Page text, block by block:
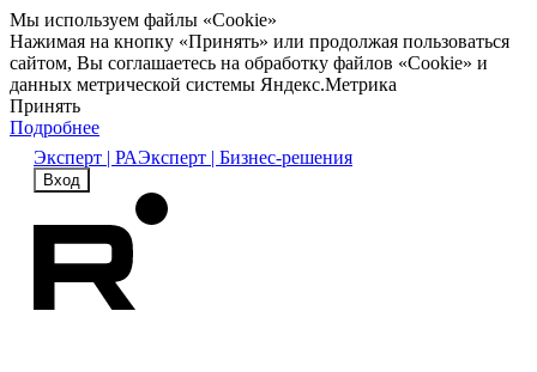
Мы используем файлы «Cookie»
Нажимая на кнопку «Принять» или продолжая пользоваться
сайтом, Вы соглашаетесь на обработку файлов «Cookie» и
данных метрической системы Яндекс.Метрика
Принять
Подробнее
Эксперт | РАЭксперт | Бизнес-решения
Вход